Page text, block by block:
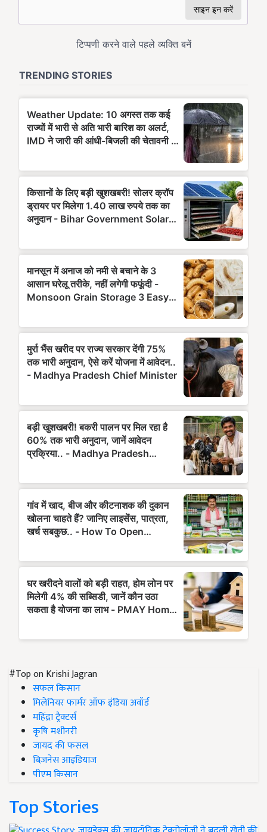
#Top on Krishi Jagran
सफल किसान
मिलेनियर फार्मर ऑफ इंडिया अवॉर्ड
महिंद्रा ट्रैक्टर्स
कृषि मशीनरी
जायद की फसल
बिज़नेस आइडियाज
पीएम किसान
Top Stories